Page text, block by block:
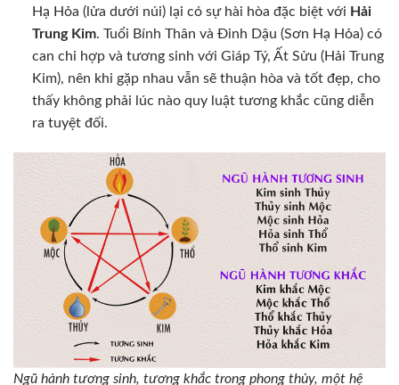
Hạ Hỏa (lửa dưới núi) lại có sự hài hòa đặc biệt với Hải
Trung Kim. Tuổi Bính Thân và Đinh Dậu (Sơn Hạ Hỏa) có
can chi hợp và tương sinh với Giáp Tý, Ất Sửu (Hải Trung
Kim), nên khi gặp nhau vẫn sẽ thuận hòa và tốt đẹp, cho
thấy không phải lúc nào quy luật tương khắc cũng diễn
ra tuyệt đối.
Ngũ hành tương sinh, tương khắc trong phong thủy, một hệ